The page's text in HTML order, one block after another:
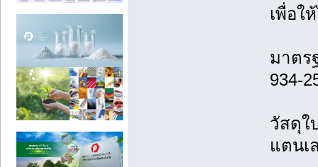
เพื่อใ
มาตร
934-
วัสดุใ
แตนเ